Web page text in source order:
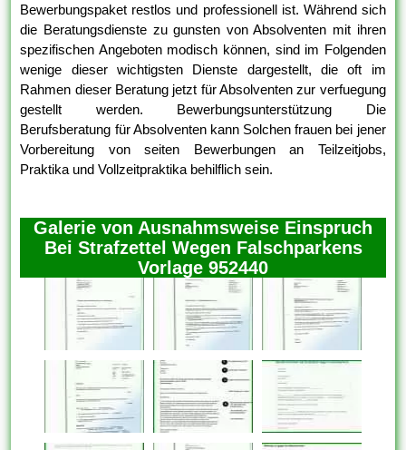
Bewerbungspaket restlos und professionell ist. Während sich
die Beratungsdienste zu gunsten von Absolventen mit ihren
spezifischen Angeboten modisch können, sind im Folgenden
wenige dieser wichtigsten Dienste dargestellt, die oft im
Rahmen dieser Beratung jetzt für Absolventen zur verfuegung
gestellt werden. Bewerbungsunterstützung Die
Berufsberatung für Absolventen kann Solchen frauen bei jener
Vorbereitung von seiten Bewerbungen an Teilzeitjobs,
Praktika und Vollzeitpraktika behilflich sein.
Galerie von Ausnahmsweise Einspruch
Bei Strafzettel Wegen Falschparkens
Vorlage 952440